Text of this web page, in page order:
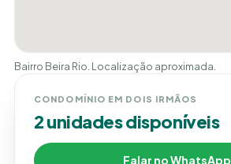
Bairro Beira Rio. Localização aproximada.
CONDOMÍNIO EM DOIS IRMÃOS
2 unidades disponíveis
Falar no WhatsApp